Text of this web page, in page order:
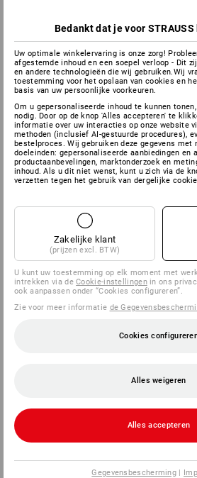
Bedankt dat je voor
Uw optimale winkelervaring is onze zorg!
afgestemde inhoud en een soepel verloop - Dit
en andere technologieën die wij gebruiken.Wij
toestemming voor het opslaan van cookies en
basis van uw persoonlijke voorkeuren.
Om u gepersonaliseerde inhoud te kunnen
nodig. Door op de knop 'Alles accepteren' te
informatie over uw interacties op onze website
methoden (inclusief AI-gestuurde procedures),
bestelproces. Wij gebruiken deze gegevens met
doeleinden: gepersonaliseerde aanbiedingen en
productaanbevelingen, marktonderzoek en
inhoud. Als u dit niet wenst, kunt u zich via de
verzetten tegen het gebruik van dergelijke
Zakelijke klant
(prijzen excl. BTW)
U kunt uw toestemming op elk moment met
intrekken via deCookie-instellingenin ons
ook aanpassen onder “Cookies configureren”.
Zie voor meer informatie de
Cookies
Alles weigeren
Alles accepteren
Gegevensbescherming |